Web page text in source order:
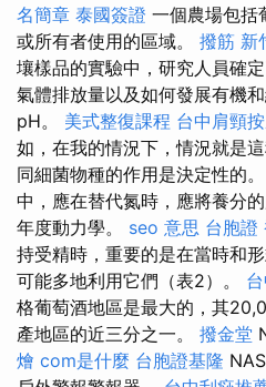
名簡章 泰國簽證 一個農場包括
或所有者使用的區域。 撥筋 新
壤樣品的實驗中，研究人員確
氣體排放量以及如何發展有機
pH。 美式整復課程 台中肩頸
如，在我的情況下，情況就是
同細菌物種的作用是決定性的。
中，應在替代氮時，應將養分
年度動力學。 seo 意思 台胞證
持受精時，重要的是在當時和
可能多地利用它們（表2）。
格葡萄酒地區是最大的，其
產地區的近三分之一。 撥金堂
燴 com是什麼 台胞證基隆